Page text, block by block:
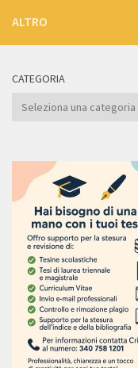
ALTRO
CATEGORIA
Categoria